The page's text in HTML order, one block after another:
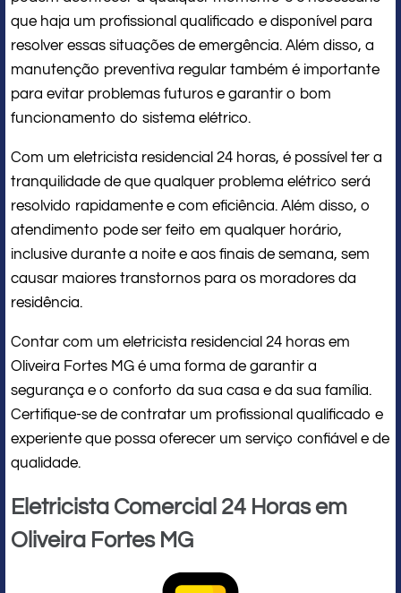
que haja um profissional qualificado e disponível para
resolver essas situações de emergência. Além disso, a
manutenção preventiva regular também é importante
para evitar problemas futuros e garantir o bom
funcionamento do sistema elétrico.
Com um eletricista residencial 24 horas, é possível ter a
tranquilidade de que qualquer problema elétrico será
resolvido rapidamente e com eficiência. Além disso, o
atendimento pode ser feito em qualquer horário,
inclusive durante a noite e aos finais de semana, sem
causar maiores transtornos para os moradores da
residência.
Contar com um eletricista residencial 24 horas em
Oliveira Fortes MG é uma forma de garantir a
segurança e o conforto da sua casa e da sua família.
Certifique-se de contratar um profissional qualificado e
experiente que possa oferecer um serviço confiável e de
qualidade.
Eletricista Comercial 24 Horas em
Oliveira Fortes MG